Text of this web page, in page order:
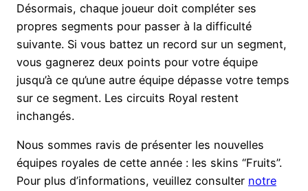
Désormais, chaque joueur doit compléter ses
propres segments pour passer à la difficulté
suivante. Si vous battez un record sur un segment,
vous gagnerez deux points pour votre équipe
jusqu’à ce qu’une autre équipe dépasse votre temps
sur ce segment. Les circuits Royal restent
inchangés.
Nous sommes ravis de présenter les nouvelles
équipes royales de cette année : les skins “Fruits”.
Pour plus d’informations, veuillez consulter notre